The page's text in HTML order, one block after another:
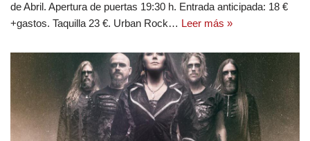
de Abril. Apertura de puertas 19:30 h. Entrada anticipada: 18 €
+gastos. Taquilla 23 €. Urban Rock… Leer más »